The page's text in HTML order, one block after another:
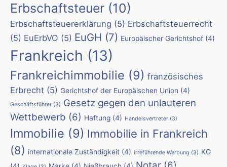
Erbschaftsteuer (10)
Erbschaftsteuererklärung (5) Erbschaftsteuerrecht
(5) EuErbVO (5) EuGH (7) Europäischer Gerichtshof (4)
Frankreich (13)
Frankreichimmobilie (9) französisches
Erbrecht (5) Gerichtshof der Europäischen Union (4)
Geschäftsführer (3) Gesetz gegen den unlauteren
Wettbewerb (6) Haftung (4) Handelsvertreter (3)
Immobilie (9) Immobilie in Frankreich
(8) internationale Zuständigkeit (4) irreführende Werbung (3) KG